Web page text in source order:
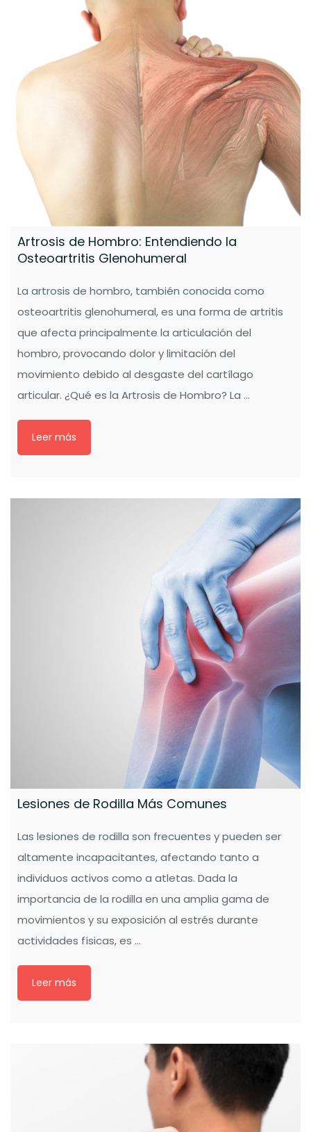
Artrosis de Hombro: Entendiendo la
Osteoartritis Glenohumeral
La artrosis de hombro, también conocida como
osteoartritis glenohumeral, es una forma de artritis
que afecta principalmente la articulación del
hombro, provocando dolor y limitación del
movimiento debido al desgaste del cartílago
articular. ¿Qué es la Artrosis de Hombro? La …
Leer más
Lesiones de Rodilla Más Comunes
Las lesiones de rodilla son frecuentes y pueden ser
altamente incapacitantes, afectando tanto a
individuos activos como a atletas. Dada la
importancia de la rodilla en una amplia gama de
movimientos y su exposición al estrés durante
actividades físicas, es …
Leer más